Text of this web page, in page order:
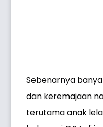
Sebenarnya
dan keremajaan
terutama anak